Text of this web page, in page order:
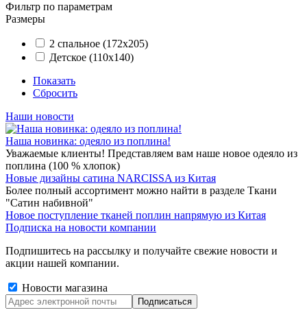
Фильтр по параметрам
Размеры
2 спальное (172х205)
Детское (110х140)
Показать
Сбросить
Наши новости
Наша новинка: одеяло из поплина!
Уважаемые клиенты! Представляем вам наше новое одеяло из
поплина (100 % хлопок)
Новые дизайны сатина NARCISSA из Китая
Более полный ассортимент можно найти в разделе Ткани
"Сатин набивной"
Новое поступление тканей поплин напрямую из Китая
Подписка на новости компании
Подпишитесь на рассылку и получайте свежие новости и
акции нашей компании.
Новости магазина